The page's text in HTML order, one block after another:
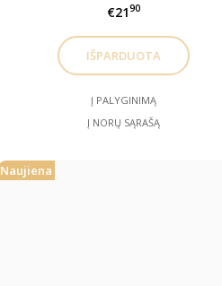
€2190
Į PALYGINIMĄ
Į NORŲ SĄRAŠĄ
Naujiena